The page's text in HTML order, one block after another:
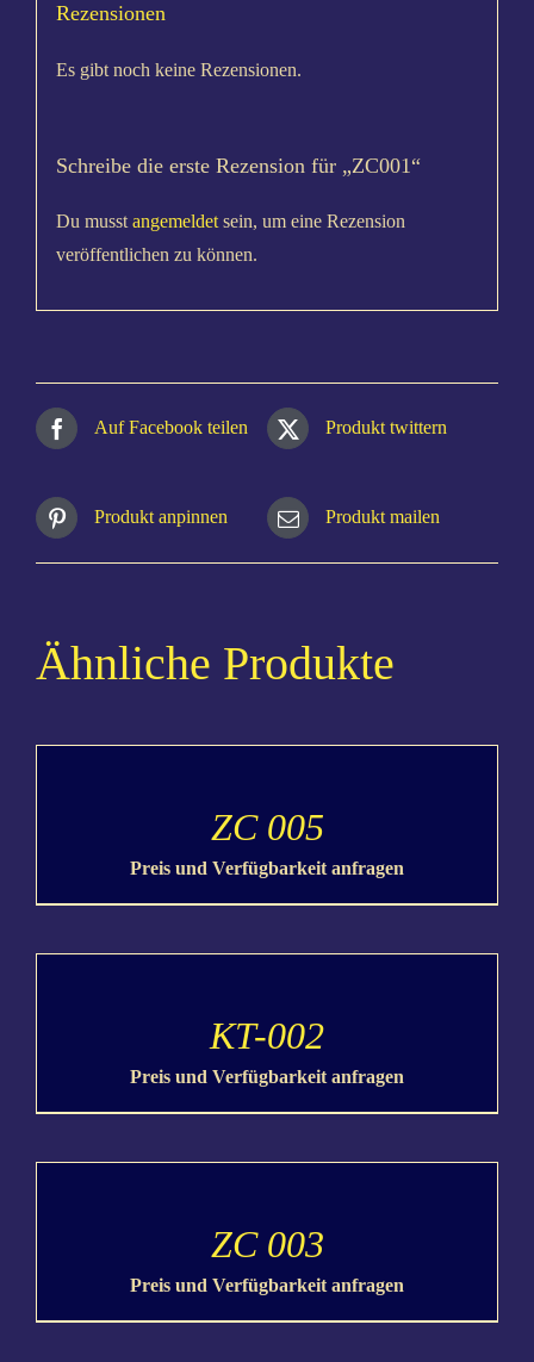
Rezensionen
Es gibt noch keine Rezensionen.
Schreibe die erste Rezension für „ZC001“
Du musst angemeldetsein, um eine Rezension
veröffentlichen zu können.
Auf Facebook teilen Produkt twittern
Produkt anpinnen Produkt mailen
Ähnliche Produkte
ZC 005
Preis und Verfügbarkeit anfragen
KT-002
Preis und Verfügbarkeit anfragen
ZC 003
Preis und Verfügbarkeit anfragen